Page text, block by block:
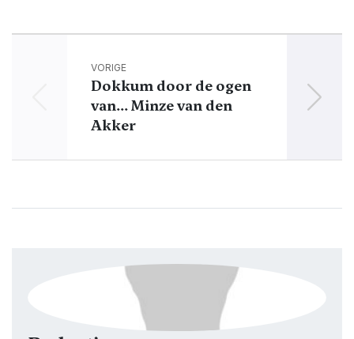
VORIGE
Dokkum door de ogen
van... Minze van den
Akker